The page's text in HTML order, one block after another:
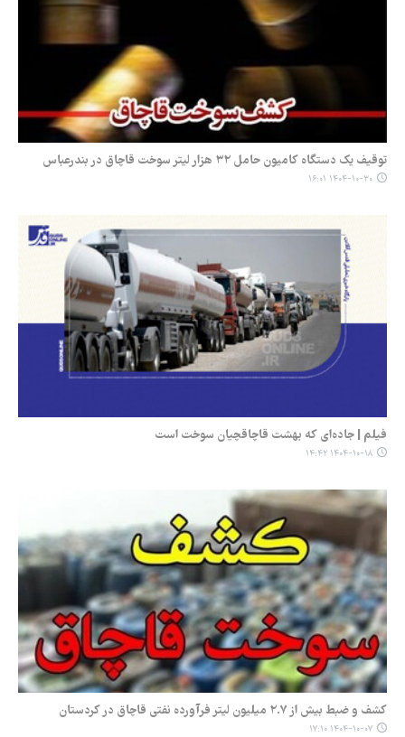
توقیف یک دستگاه کامیون حامل ۳۲ هزار لیتر سوخت قاچاق در بندرعباس
۱۴۰۴-۱۰-۳۰ ۱۶:۰۱
فیلم | جاده‌ای که بهشت قاچاقچیان سوخت است
۱۴۰۴-۱۰-۱۸ ۱۴:۴۲
کشف و ضبط بیش از ۲.۷ میلیون لیتر فرآورده نفتی قاچاق در کردستان
۱۴۰۴-۱۰-۰۷ ۱۷:۱۰